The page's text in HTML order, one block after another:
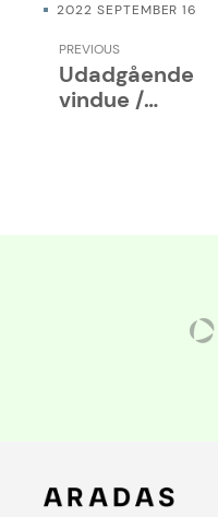
2022 SEPTEMBER 16
PREVIOUS
Udadgående
vindue /